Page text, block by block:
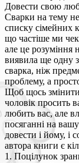
Довести свою
Сварки на тему
списку сімейних
що частіше ми
але це розуміння
виявила ще одну
сварка, ніж
проблему, а
Щоб щось
чоловік просить
любить вас, але
посяганні на
довести і йому, і
автора книги є
1. Поцілунок